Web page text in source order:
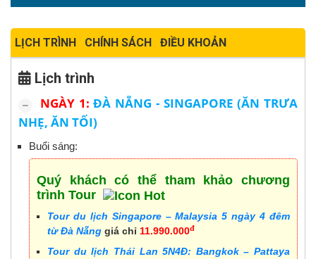
LỊCH TRÌNH CHÍNH SÁCH ĐIỀU KHOẢN
Lịch trình
NGÀY 1: ĐÀ NẴNG - SINGAPORE (ĂN TRƯA
NHẸ, ĂN TỐI)
Buổi sáng:
Quý khách có thể tham khảo chương
trình Tour
Tour du lịch Singapore – Malaysia 5 ngày 4 đêm
từ Đà Nẵng giá chỉ 11.990.000đ
Tour du lịch Thái Lan 5N4Đ: Bangkok – Pattaya